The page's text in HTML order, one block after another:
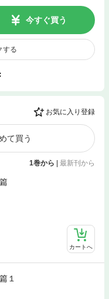
今すぐ買う
する
お気に入り登録
て買う
1巻から 最新刊から
カートへ
１